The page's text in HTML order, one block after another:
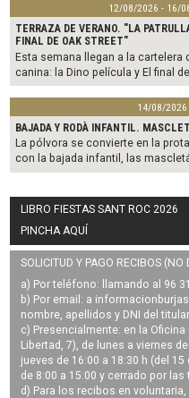
12/08/2026 - 16/
TERRAZA DE VERANO. "LA
FINAL DE OAK STREET"
Esta semana llegan a la cartelera
canina: la Dino película y El final
14/08/2026
BAJADA Y RODÀ INFANTIL.
La pólvora se convierte en la
con la bajada infantil, las
LIBRO FIESTAS SANT ROC 2026
PINCHA AQUÍ
SOLICITUD Y PAGO RECIBOS
a) Por teléfono: llamando al 96
b) Por email: a
nombre, apellidos y DNI del
c) Presencialmente: en la
Libertad, 7), de lunes a viernes
jueves de 16:00 a 18:30 h (del
de 8:00 a 15:00 y cerrado por las
d) Para los recibos en